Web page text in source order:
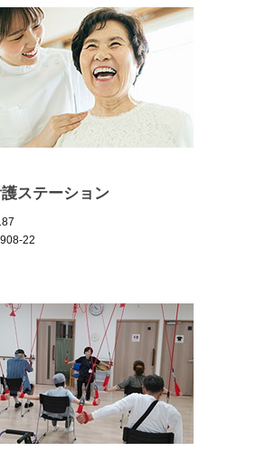
ステーション
22